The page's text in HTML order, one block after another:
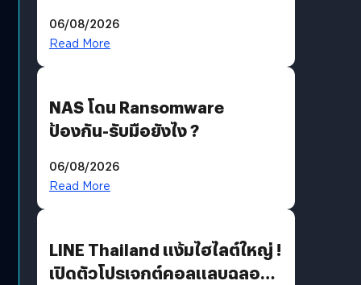
06/08/2026
Read More
NAS โดน Ransomware
ป้องกัน-รับมือยังไง ?
06/08/2026
Read More
LINE Thailand แง้มไฮไลต์ใหญ่ !
เปิดตัวโปรเจกต์คอลแลบฉลอง